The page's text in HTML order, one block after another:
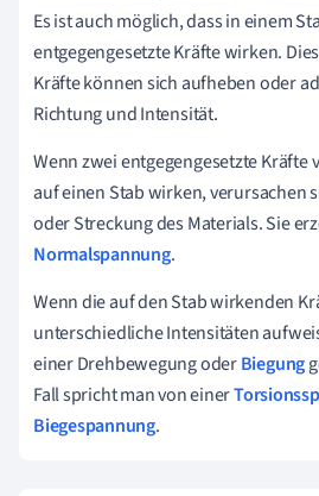
Es ist auch möglich, dass in einem
entgegengesetzte Kräfte wirken.
Kräfte können sich aufheben oder
Richtung und Intensität.
Wenn zwei entgegengesetzte Kräfte
auf einen Stab wirken, verursachen
oder Streckung des Materials. Sie
Normalspannung.
Wenn die auf den Stab wirkenden
unterschiedliche Intensitäten
einer Drehbewegung oderBiegung
Fall spricht man von einer
Biegespannung.